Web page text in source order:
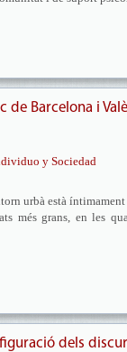
de Barcelona i
y Sociedad
urbà està
més grans, en les
dels